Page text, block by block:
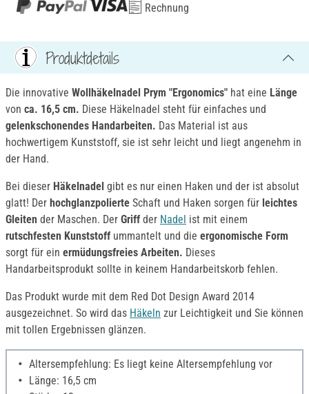
Rechnung
Produktdetails
Die innovative Wollhäkelnadel Prym "Ergonomics" hat eine Länge
von ca. 16,5 cm. Diese Häkelnadel steht für einfaches und
gelenkschonendes Handarbeiten. Das Material ist aus
hochwertigem Kunststoff, sie ist sehr leicht und liegt angenehm in
der Hand.
Bei dieser Häkelnadel gibt es nur einen Haken und der ist absolut
glatt! Der hochglanzpolierte Schaft und Haken sorgen für leichtes
Gleiten der Maschen. Der Griff der Nadel ist mit einem
rutschfesten Kunststoff ummantelt und die ergonomische Form
sorgt für ein ermüdungsfreies Arbeiten. Dieses
Handarbeitsprodukt sollte in keinem Handarbeitskorb fehlen.
Das Produkt wurde mit dem Red Dot Design Award 2014
ausgezeichnet. So wird das Häkeln zur Leichtigkeit und Sie können
mit tollen Ergebnissen glänzen.
Altersempfehlung: Es liegt keine Altersempfehlung vor
Länge: 16,5 cm